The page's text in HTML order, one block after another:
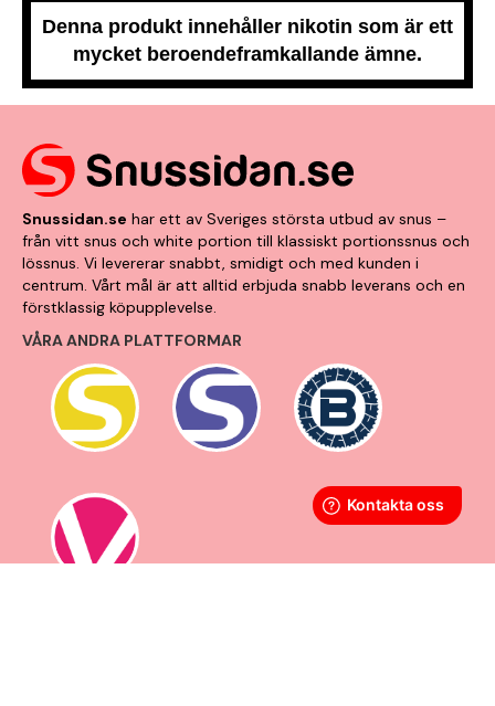
Denna produkt innehåller nikotin som är ett
mycket beroendeframkallande ämne.
Snussidan.se har ett av Sveriges största utbud av snus –
från vitt snus och white portion till klassiskt portionssnus och
lössnus. Vi levererar snabbt, smidigt och med kunden i
centrum. Vårt mål är att alltid erbjuda snabb leverans och en
förstklassig köpupplevelse.
VÅRA ANDRA PLATTFORMAR